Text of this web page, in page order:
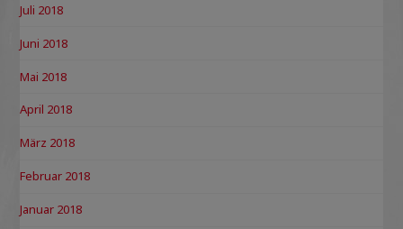
Juli 2018
Juni 2018
Mai 2018
April 2018
März 2018
Februar 2018
Januar 2018